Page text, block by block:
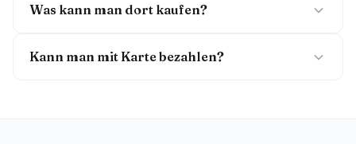
Was kann man dort kaufen?
Kann man mit Karte bezahlen?